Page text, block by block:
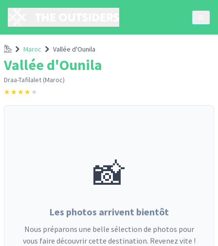
Accueil
Maroc Vallée d'Ounila
Vallée d'Ounila
Draa-Tafilalet (Maroc)
★★★★ ★
📸
Les photos arrivent bientôt
Nous préparons une belle sélection de photos pour
vous faire découvrir cette destination. Revenez vite !